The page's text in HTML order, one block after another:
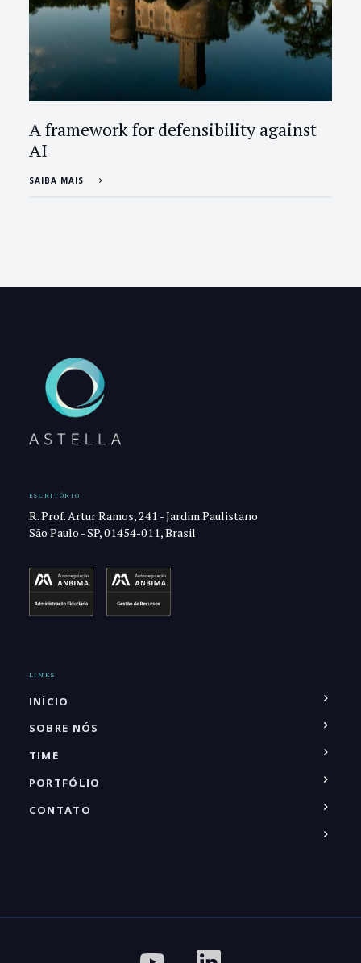
A framework for defensibility against
AI
SAIBA MAIS
ESCRITÓRIO
R. Prof. Artur Ramos, 241 - Jardim Paulistano
São Paulo - SP, 01454-011, Brasil
LINKS
INÍCIO
SOBRE NÓS
TIME
PORTFÓLIO
CONTATO